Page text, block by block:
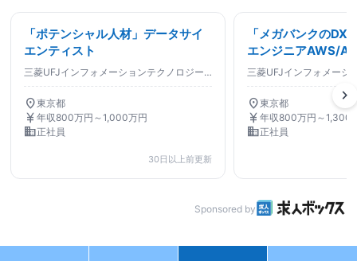
「ポテンシャル人材」データサイ
エンティスト
三菱UFJインフォメーションテクノロジー株式会社
location_on東京都
currency_yen年収800万円～1,000万円
business正社員
30日以上前更新
「メガバンクのDX
エンジニアAWS/
location_on東京都
currency_yen年収800万円～1,300
business正社員
chevron_right
Sponsored by